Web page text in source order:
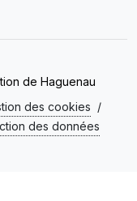
de Haguenau
des cookies /
des données